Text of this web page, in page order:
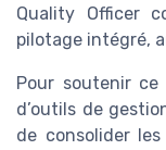
Quality Officer
pilotage intégré,
Pour soutenir
d’outils de
de consolider